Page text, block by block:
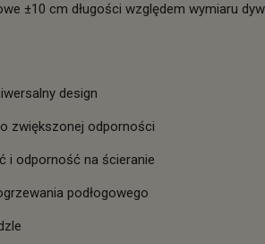
±10 cm długości względem wymiaru
design
zwiększonej odporności
i odporność na ścieranie
podłogowego